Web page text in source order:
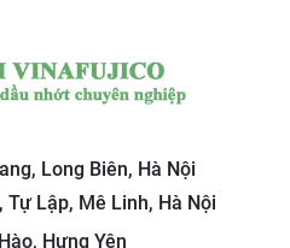
Long Biên, Hà Nội
Tự Lập, Mê Linh, Hà Nội
Hưng Yên